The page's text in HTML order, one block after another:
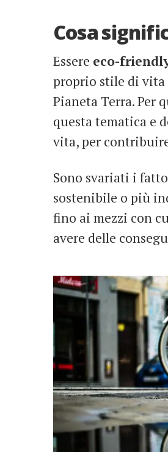
Cosa
Essere eco-
proprio stile di vita
Pianeta Terra. Per
questa tematica e
vita, per
Sono svariati i
sostenibile o più
fino ai mezzi con
avere delle